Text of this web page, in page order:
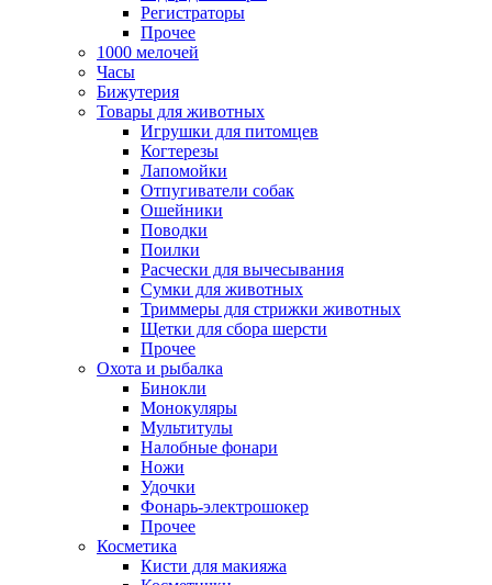
Регистраторы
Прочее
1000 мелочей
Часы
Бижутерия
Товары для животных
Игрушки для питомцев
Когтерезы
Лапомойки
Отпугиватели собак
Ошейники
Поводки
Поилки
Расчески для вычесывания
Сумки для животных
Триммеры для стрижки животных
Щетки для сбора шерсти
Прочее
Охота и рыбалка
Бинокли
Монокуляры
Мультитулы
Налобные фонари
Ножи
Удочки
Фонарь-электрошокер
Прочее
Косметика
Кисти для макияжа